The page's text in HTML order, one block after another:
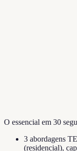
O essencial em 30
3 abordagens
(residencial),